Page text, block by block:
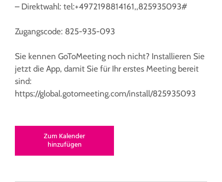
– Direktwahl: tel:+4972198814161,,825935093#
Zugangscode: 825-935-093
Sie kennen GoToMeeting noch nicht? Installieren Sie
jetzt die App, damit Sie für Ihr erstes Meeting bereit
sind:
https://global.gotomeeting.com/install/825935093
Zum Kalender
hinzufügen